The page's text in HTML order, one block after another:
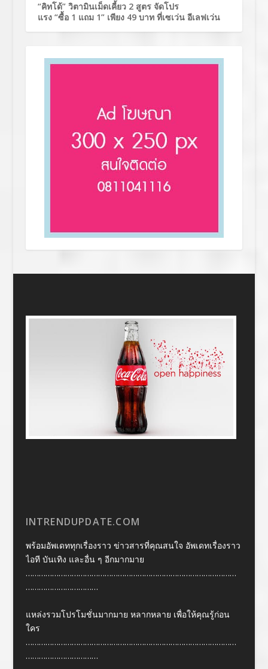
“คิทโด้” วิตามินเม็ดเคี้ยว 2 สูตร จัดโปร
แรง “ซื้อ 1 แถม 1” เพียง 49 บาท ที่เซเว่น อีเลฟเว่น
INTRENDUPDATE.COM
พร้อมอัพเดททุกเรื่องราว ข่าวสารที่คุณสนใจ อัพเดทเรื่องราว
ไอที บันเทิง และอื่น ๆ อีกมากมาย
……………………………………………………………………………………
……………………………
แหล่งรวมโปรโมชั่นมากมาย หลากหลาย เพื่อให้คุณรู้ก่อน
ใคร
……………………………………………………………………………………
……………………………